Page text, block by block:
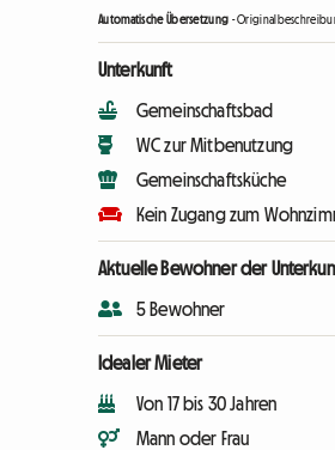
Automatische Übersetzung -
Unterkunft
Gemeinschaftsbad
WC zur Mitbenutzung
Gemeinschaftsküche
Kein Zugang zum
Aktuelle Bewohner der
5 Bewohner
Idealer Mieter
Von 17 bis 30 Jahren
Mann oder Frau